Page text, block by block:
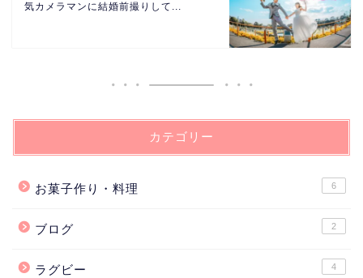
気カメラマンに結婚前撮りして...
カテゴリー
お菓子作り・料理 6
ブログ 2
ラグビー 4